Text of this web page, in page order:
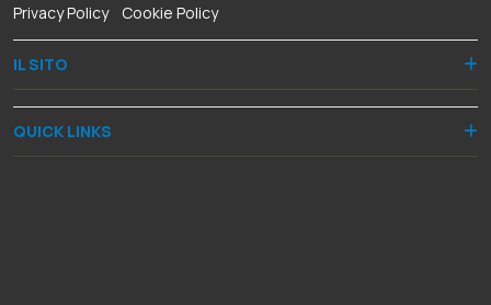
Privacy Policy- Cookie Policy
IL SITO
QUICK LINKS